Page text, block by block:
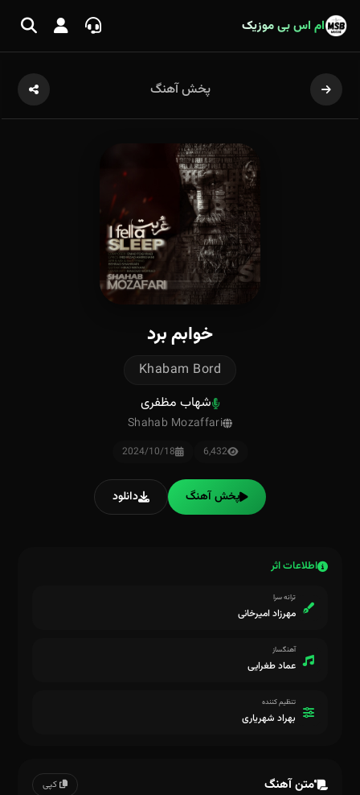
ام اس بی موزیک
پخش آهنگ
خوابم برد
Khabam Bord
شهاب مظفری
Shahab Mozaffari
6,432
2024/10/18
پخش آهنگ دانلود
اطلاعات اثر
ترانه سرا
مهرزاد امیرخانی
آهنگساز
عماد طغرایی
تنظیم کننده
بهراد شهریاری
متن آهنگ کپی